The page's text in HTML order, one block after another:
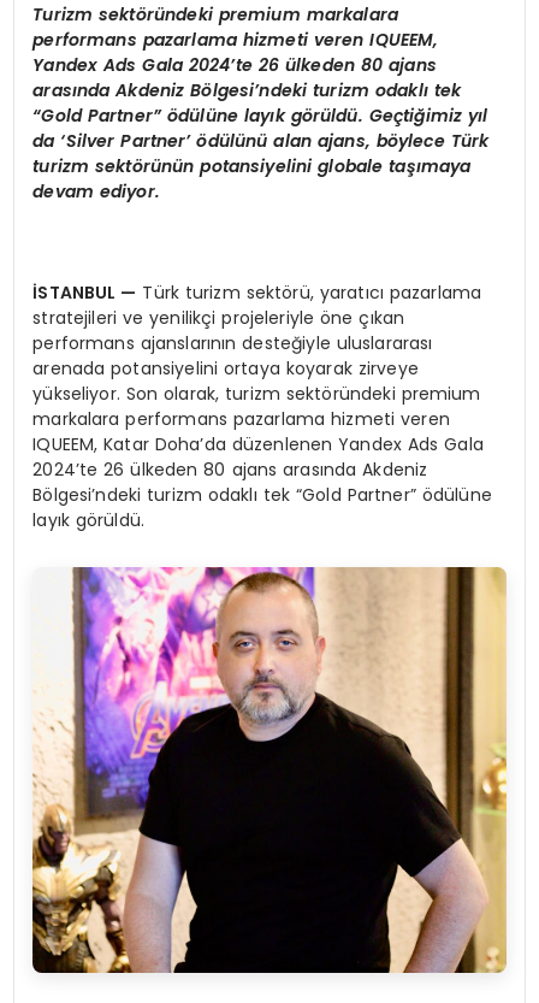
Turizm sektöründeki premium markalara
performans pazarlama hizmeti veren IQUEEM,
Yandex Ads Gala 2024’te 26 ülkeden 80 ajans
arasında Akdeniz Bölgesi’ndeki turizm odaklı tek
“Gold Partner” ödülüne layık görüldü. Geçtiğimiz yıl
da ‘Silver Partner’ ödülünü alan ajans, böylece Türk
turizm sektörünün potansiyelini globale taşımaya
devam ediyor.
İSTANBUL — Türk turizm sektörü, yaratıcı pazarlama
stratejileri ve yenilikçi projeleriyle öne çıkan
performans ajanslarının desteğiyle uluslararası
arenada potansiyelini ortaya koyarak zirveye
yükseliyor. Son olarak, turizm sektöründeki premium
markalara performans pazarlama hizmeti veren
IQUEEM, Katar Doha’da düzenlenen Yandex Ads Gala
2024’te 26 ülkeden 80 ajans arasında Akdeniz
Bölgesi’ndeki turizm odaklı tek “Gold Partner” ödülüne
layık görüldü.